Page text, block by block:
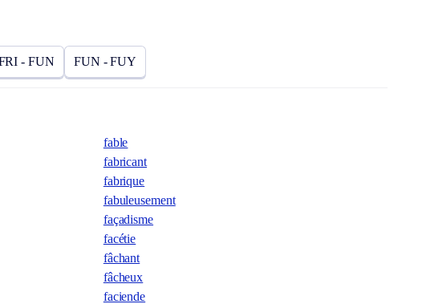
- FUN FUN - FUY
fable
fabricant
fabrique
fabuleusement
façadisme
facétie
fâchant
fâcheux
faciende